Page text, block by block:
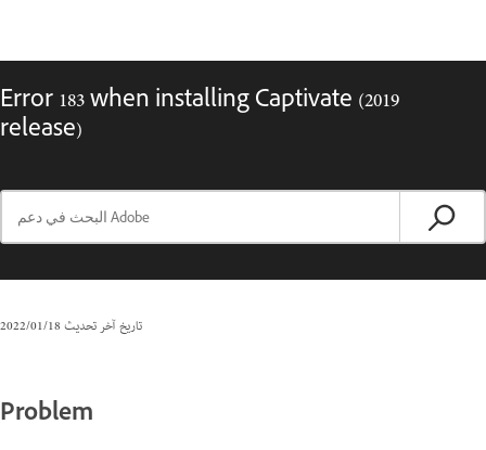
Error 183 when installing Captivate (2019
release)
تاريخ آخر تحديث18‏/01‏/2022
Problem